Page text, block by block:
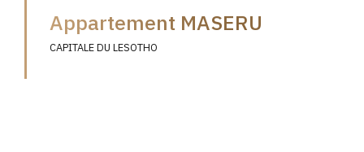
Appartement MASERU
CAPITALE DU LESOTHO